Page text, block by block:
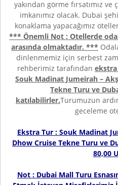
yakından görme fırsatımız
imkanımız olacak. Dubai
konaklama yapacağımız
*** Önemli Not : Otellerde
arasında olmaktadır. ***
dinlenmemiz için serbest
rehberimiz tarafından
Souk Madinat Jumeirah –
Tekne Turu ve
katılabilirler.Turumuzun
geceleme
Ekstra Tur : Souk Madinat
Dhow Cruise Tekne Turu ve
80,00
Not : Dubai Mall Turu